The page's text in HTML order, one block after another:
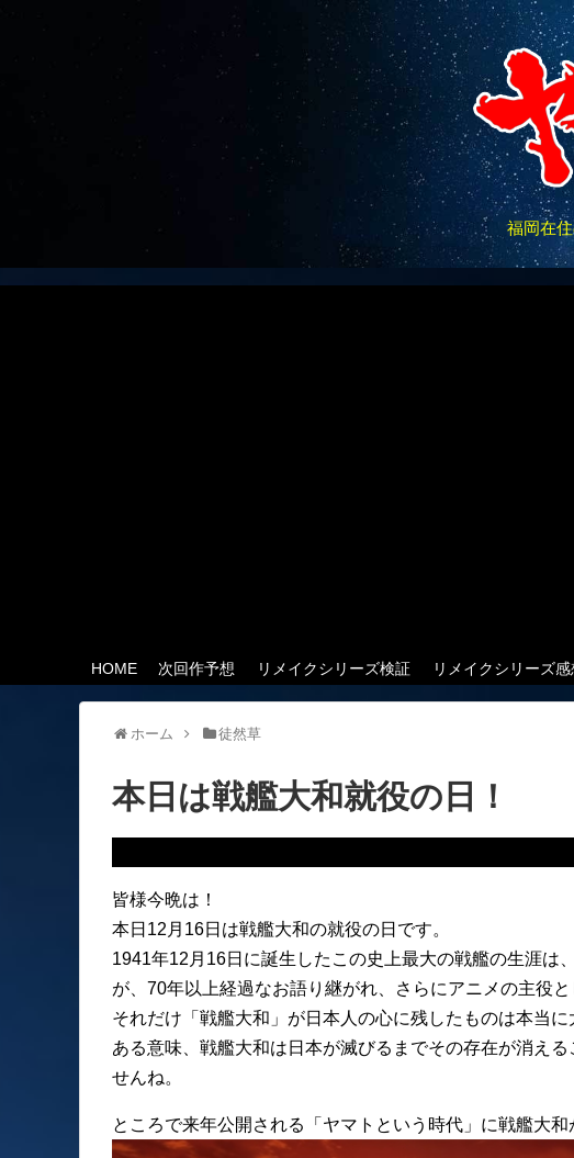
福岡在
HOME 次回作予想 リメイクシリーズ検証 リメイクシリーズ感
ホーム 徒然草
本日は戦艦大和就役の日！
皆様今晩は！
本日12月16日は戦艦大和の就役の日です。
1941年12月16日に誕生したこの史上最大の戦艦の生涯は
が、70年以上経過なお語り継がれ、さらにアニメの主役
それだけ「戦艦大和」が日本人の心に残したものは本当に
ある意味、戦艦大和は日本が滅びるまでその存在が消え
せんね。
ところで来年公開される「ヤマトという時代」に戦艦大和